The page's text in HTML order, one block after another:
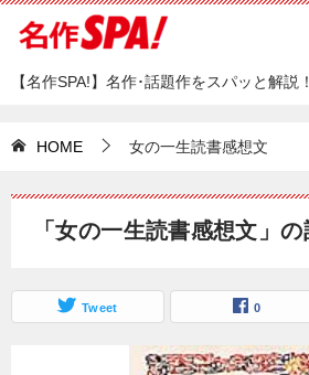
【名作SPA!】名作･話題作をスパッと解説！
HOME 女の一生読書感想文
「女の一生読書感想文」
Tweet 0